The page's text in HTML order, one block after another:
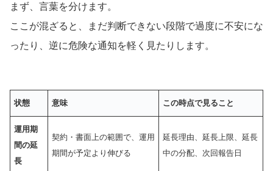
まず、言葉を分けます。
ここが混ざると、まだ判断できない段階で過度に不安にな
ったり、逆に危険な通知を軽く見たりします。
状態 意味 この時点で見ること
運用期
間の延
長
契約・書面上の範囲で、運用
期間が予定より伸びる
延長理由、延長上限、延長
中の分配、次回報告日